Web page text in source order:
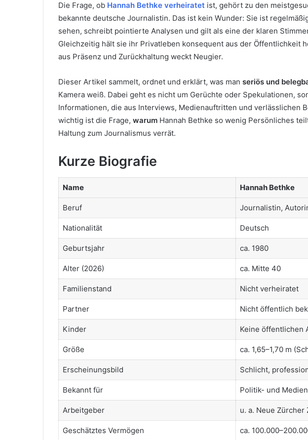
Die Frage, ob Hannah Bethke verheiratet ist, gehört zu den
bekannte deutsche Journalistin. Das ist kein Wunder: Sie ist
sehen, schreibt pointierte Analysen und gilt als eine der klaren
Gleichzeitig hält sie ihr Privatleben konsequent aus der Öffentlichkeit
aus Präsenz und Zurückhaltung weckt Neugier.
Dieser Artikel sammelt, ordnet und erklärt, was man seriös und
Kamera weiß. Dabei geht es nicht um Gerüchte oder Spekulationen,
Informationen, die aus Interviews, Medienauftritten und verlässlichen
wichtig ist die Frage, warum Hannah Bethke so wenig Persönliches
Haltung zum Journalismus verrät.
Kurze Biografie
Name Hannah Bethke
Beruf Journalistin,
Nationalität Deutsch
Geburtsjahr ca. 1980
Alter (2026) ca. Mitte 40
Familienstand Nicht verheiratet
Partner Nicht öffentlich
Kinder Keine öffentlichen
Größe ca. 1,65–1,70 m
Erscheinungsbild Schlicht,
Bekannt für Politik- und
Arbeitgeber u. a. Neue Zürcher
Geschätztes Vermögen ca.